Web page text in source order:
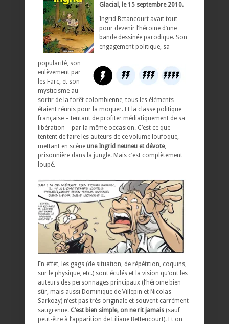
Glacial, le 15 septembre 2010.
Ingrid Betancourt avait tout
pour devenir l’héroïne d’une
bande dessinée parodique. Son
engagement politique, sa
popularité, son
enlèvement par
les Farc, et son
mysticisme au
sortir de la forêt colombienne, tous les éléments
étaient réunis pour la moquer. Et la classe politique
française – tentant de profiter médiatiquement de sa
libération – par la même occasion. C’est ce que
tentent de faire les auteurs de ce volume loufoque,
mettant en scène une Ingrid neuneu et dévote,
prisonnière dans la jungle. Mais c’est complètement
loupé.
En effet, les gags (de situation, de répétition, coquins,
sur le physique, etc.) sont éculés et la vision qu’ont les
auteurs des personnages principaux (l’héroïne bien
sûr, mais aussi Dominique de Villepin et Nicolas
Sarkozy) n’est pas très originale et souvent carrément
saugrenue. C’est bien simple, on ne rit jamais (sauf
peut-être à l’apparition de Liliane Bettencourt). Et on